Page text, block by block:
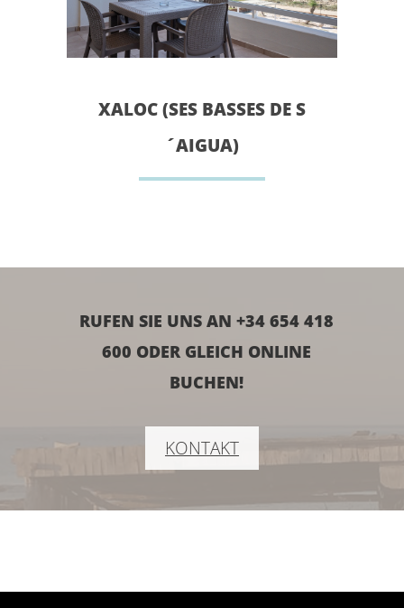
XALOC (SES BASSES DE S
´AIGUA)
RUFEN SIE UNS AN +34 654 418
600 ODER GLEICH ONLINE
BUCHEN!
KONTAKT